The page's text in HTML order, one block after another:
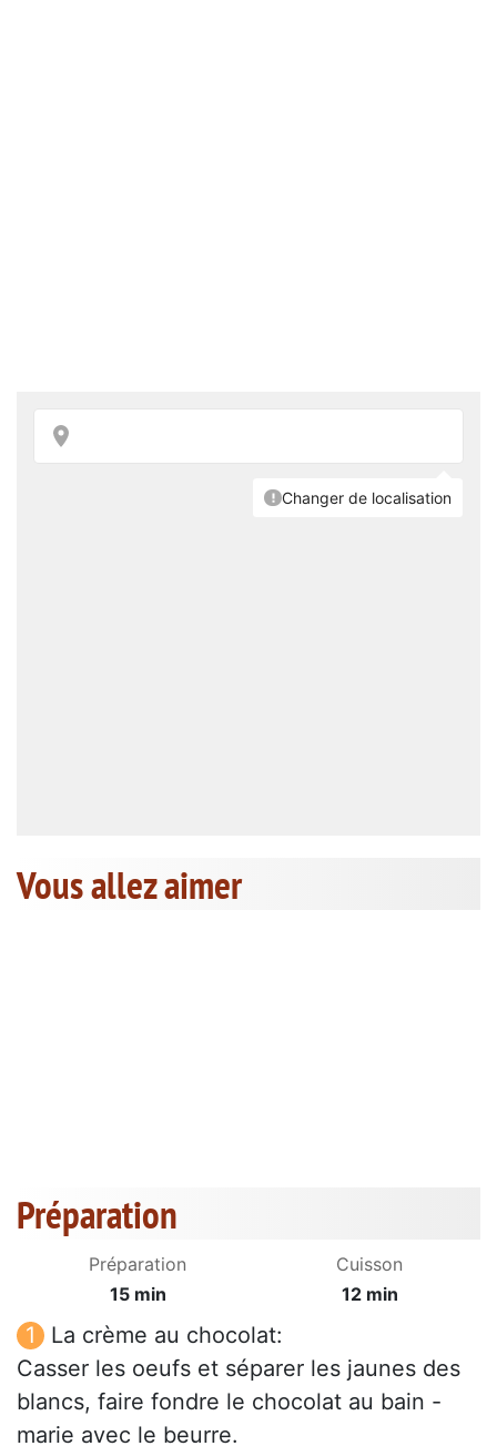
Vous allez aimer
Préparation
Préparation
15 min
Cuisson
12 min
La crème au chocolat:
Casser les oeufs et séparer les jaunes des
blancs, faire fondre le chocolat au bain -
marie avec le beurre.